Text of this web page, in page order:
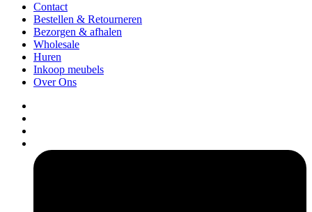
Contact
Bestellen & Retourneren
Bezorgen & afhalen
Wholesale
Huren
Inkoop meubels
Over Ons